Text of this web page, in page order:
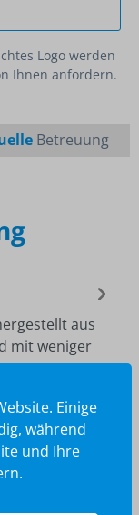
Logo werden
Ihnen anfordern.
Betreuung
aus
mit weniger
Einige
während
und Ihre